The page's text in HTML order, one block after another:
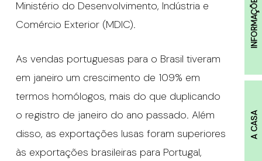
INFORMAÇÕES
A CASA
Ministério do Desenvolvimento, Indústria e
Comércio Exterior (MDIC).
As vendas portuguesas para o Brasil tiveram
em janeiro um crescimento de 109% em
termos homólogos, mais do que duplicando
o registro de janeiro do ano passado. Além
disso, as exportações lusas foram superiores
às exportações brasileiras para Portugal,